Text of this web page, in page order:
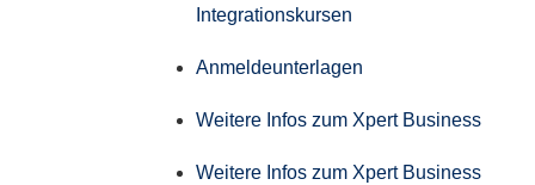
Integrationskursen
Anmeldeunterlagen
Weitere Infos zum Xpert Business
Weitere Infos zum Xpert Business